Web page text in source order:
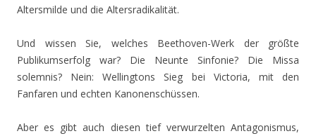
Altersmilde und die Altersradikalität.
Und wissen Sie, welches Beethoven-Werk der größte
Publikumserfolg war? Die Neunte Sinfonie? Die Missa
solemnis? Nein: Wellingtons Sieg bei Victoria, mit den
Fanfaren und echten Kanonenschüssen.
Aber es gibt auch diesen tief verwurzelten Antagonismus,